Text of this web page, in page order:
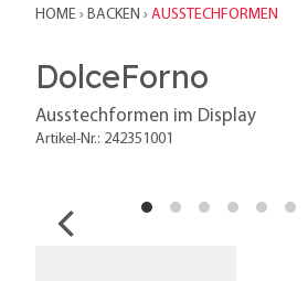
HOME › BACKEN › AUSSTECHFORMEN
DolceForno
Ausstechformen im Display
Artikel-Nr.: 242351001